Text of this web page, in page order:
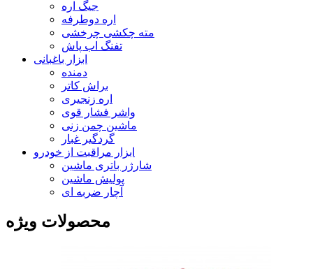
جیگ اره
اره دوطرفه
مته چکشی چرخشی
تفنگ اب پاش
ابزار باغبانی
دمنده
براش کاتر
اره زنجیری
واشر فشار قوی
ماشین چمن زنی
گردگیر غبار
ابزار مراقبت از خودرو
شارژر باتری ماشین
پولیش ماشین
آچار ضربه ای
محصولات ویژه